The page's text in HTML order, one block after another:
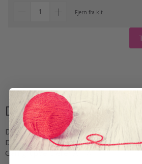
Fjern fra kit
228-48 Merry Santas
Design
DROPS 228-48
DROPS Design: Model ai-341
GarngruppeC eller A + A